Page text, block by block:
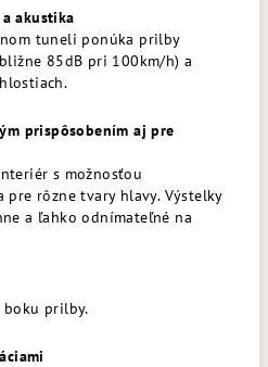
akustika
tuneli ponúka prilby
85dB pri 100km/h) a
prispôsobením aj pre
s možnosťou
rôzne tvary hlavy. Výstelky
a ľahko odnímateľné na
boku prilby.